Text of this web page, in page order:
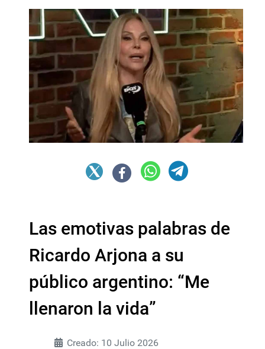
Las emotivas palabras de
Ricardo Arjona a su
público argentino: “Me
llenaron la vida”
Creado: 10 Julio 2026